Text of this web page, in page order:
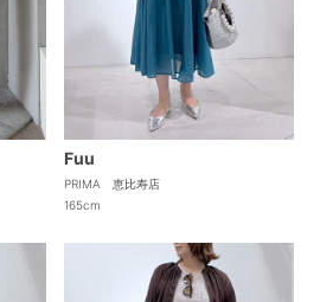
Fuu
PRIMA 恵比寿店
165cm